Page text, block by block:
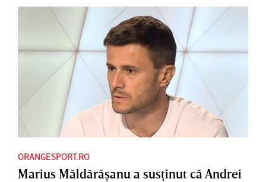
ORANGESPORT.RO
Marius Măldărăşanu a susţinut că Andrei